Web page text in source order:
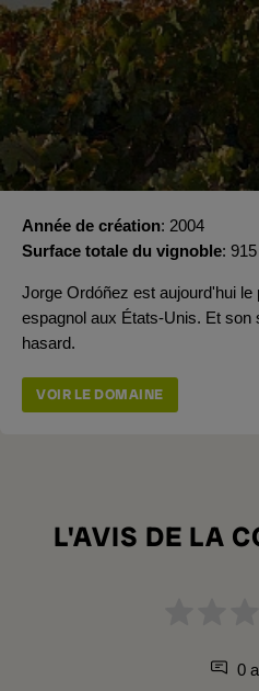
Année de création 2004
Surface totale du vignoble
Jorge Ordóñez est aujourd'hui
espagnol aux États-Unis. Et son
hasard.
VOIR LE DOMAINE
L'AVIS DE LA
0